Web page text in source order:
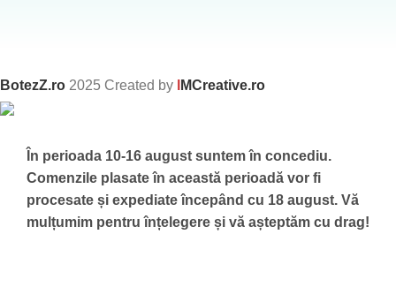
BotezZ.ro 2025 Created by MCreative.ro
În perioada 10-16 august suntem în concediu.
Comenzile plasate în această perioadă vor fi
procesate și expediate începând cu 18 august. Vă
mulțumim pentru înțelegere și vă așteptăm cu drag!